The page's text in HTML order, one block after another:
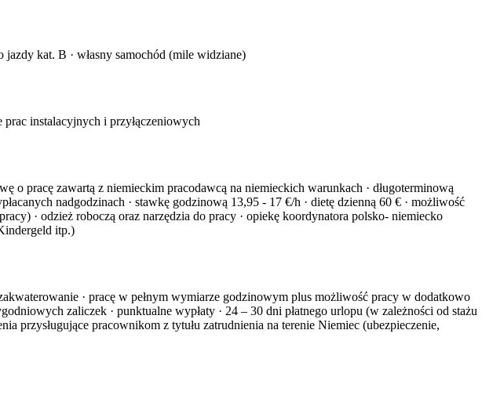
kat. B · własny samochód (mile widziane)
instalacyjnych i przyłączeniowych
o pracę zawartą z niemieckim pracodawcą na niemieckich warunkach · długoterminową
nadgodzinach · stawkę godzinową 13,95 - 17 €/h · dietę dzienną 60 € · możliwość
· odzież roboczą oraz narzędzia do pracy · opiekę koordynatora polsko- niemiecko
itp.)
· pracę w pełnym wymiarze godzinowym plus możliwość pracy w dodatkowo
zaliczek · punktualne wypłaty · 24 – 30 dni płatnego urlopu (w zależności od stażu
przysługujące pracownikom z tytułu zatrudnienia na terenie Niemiec (ubezpieczenie,